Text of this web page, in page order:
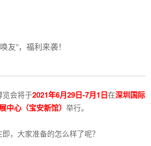
友”，福利来袭！
览会将于2021年6月29日-7月1日在深圳国际
中心（宝安新馆） 举行。
即，大家准备的怎么样了呢？